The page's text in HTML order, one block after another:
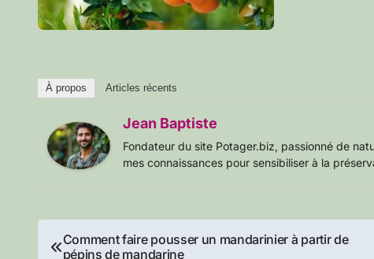
À propos Articles récents
Jean Baptiste
Fondateur du site Potager.biz, passionné de
mes connaissances pour sensibiliser à la
Navigation
Comment faire pousser un mandarinier à partir de
pépins de mandarine